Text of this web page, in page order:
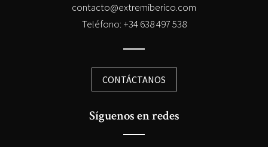
contacto@extremiberico.com
Teléfono: +34 638 497 538
CONTÁCTANOS
Síguenos en redes